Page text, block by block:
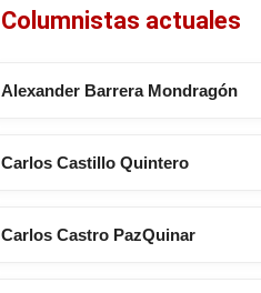
Columnistas actuales
Alexander Barrera Mondragón
Carlos Castillo Quintero
Carlos Castro PazQuinar